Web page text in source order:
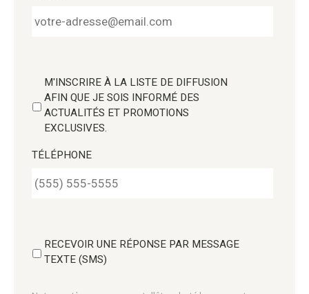
M'INSCRIRE À LA LISTE DE DIFFUSION
AFIN QUE JE SOIS INFORMÉ DES
ACTUALITÉS ET PROMOTIONS
EXCLUSIVES.
TÉLÉPHONE
RECEVOIR UNE RÉPONSE PAR MESSAGE
TEXTE (SMS)